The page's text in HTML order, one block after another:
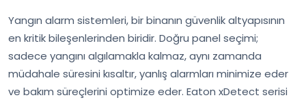
Yangın alarm sistemleri, bir binanın güvenlik altyapısının
en kritik bileşenlerinden biridir. Doğru panel seçimi;
sadece yangını algılamakla kalmaz, aynı zamanda
müdahale süresini kısaltır, yanlış alarmları minimize eder
ve bakım süreçlerini optimize eder. Eaton xDetect serisi